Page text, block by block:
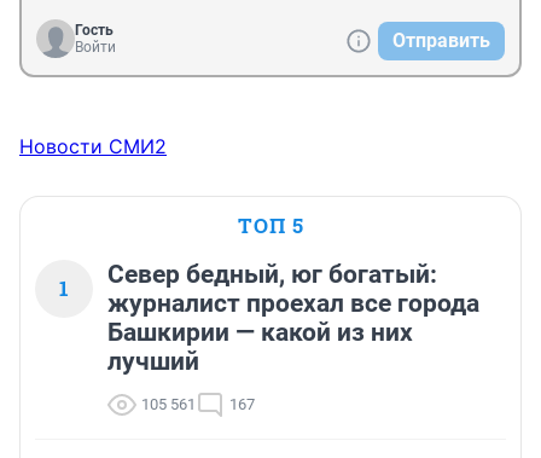
Гость
Войти
Отправить
Новости СМИ2
ТОП 5
1
Север бедный, юг богатый:
журналист проехал все города
Башкирии — какой из них
лучший
105 561 167